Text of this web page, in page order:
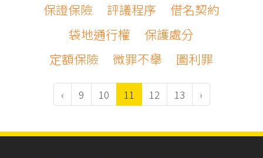
保證保險
評議程序
借名契約
袋地通行權
保護處分
定額保險
微罪不舉 圖利罪
‹ 9 10 11 12 13 ›